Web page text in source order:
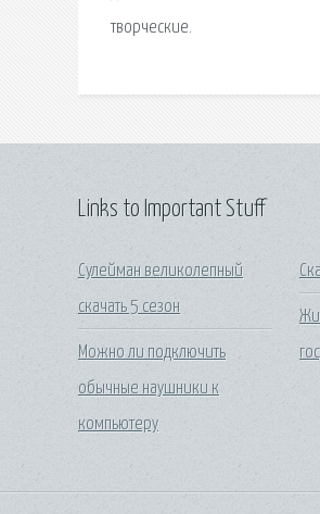
творческие.
Links to Important Stuff
Сулейман великолепный
скачать 5 сезон
Можно ли подключить
обычные наушники к
компьютеру